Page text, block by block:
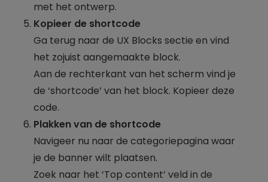
met het ontwerp.
Kopieer de shortcode
Ga terug naar de UX Blocks sectie en vind
het zojuist aangemaakte block.
Aan de rechterkant van het scherm vind je
de ‘shortcode’ van het block. Kopieer deze
code.
Plakken van de shortcode
Navigeer nu naar de categoriepagina waar
je de banner wilt plaatsen.
Zoek naar het ‘Top content’ veld in de